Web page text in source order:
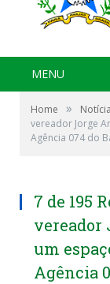
MENU
Home »
vereador Jorge
Agência 074 do
7 de 195
vereador
um
Agência